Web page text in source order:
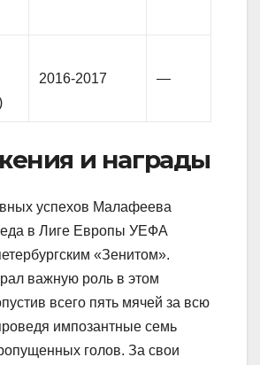
2016-2017 —
и награды
успехов Малафеева
в Лиге Европы УЕФА
«Зенитом».
важную роль в этом
всего пять мячей за всю
импозантные семь
голов. За свои